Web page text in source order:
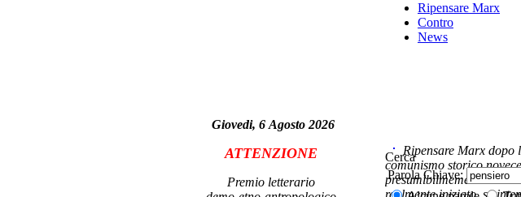
Il
Giovedi, 6 Agosto 2026
ATTENZIONE
Premio letterario
Ripensare Marx
Contro
News
Ripensare Marx dopo
comunismo storico
presumibilmemente
realmente iniziato, se
Cerca
Parola Chiave: